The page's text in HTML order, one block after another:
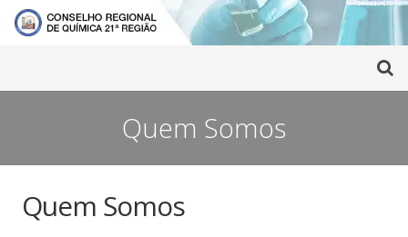
Quem Somos
Quem Somos